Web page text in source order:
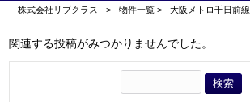
株式会社リブクラス > 物件一覧 > 大阪メトロ千日前線
関連する投稿がみつかりませんでした。